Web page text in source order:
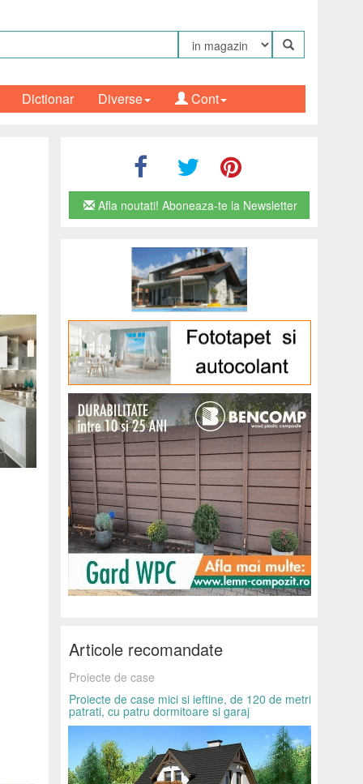
Dictionar Cont
Diverse
Afla noutati! Aboneaza-te la Newsletter
Articole recomandate
Proiecte de case
Proiecte de case mici si ieftine, de 120 de metri
patrati, cu patru dormitoare si garaj